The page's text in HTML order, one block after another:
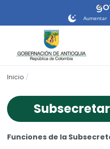
sitio
de
Aumentar
Inicio
Funciones de la